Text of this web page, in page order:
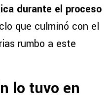
durante el proceso
que culminó con el
rumbo a este
lo tuvo en